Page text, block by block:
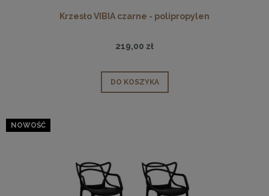
Krzesło VIBIA czarne - polipropylen
219,00 zł
DO KOSZYKA
NOWOŚĆ